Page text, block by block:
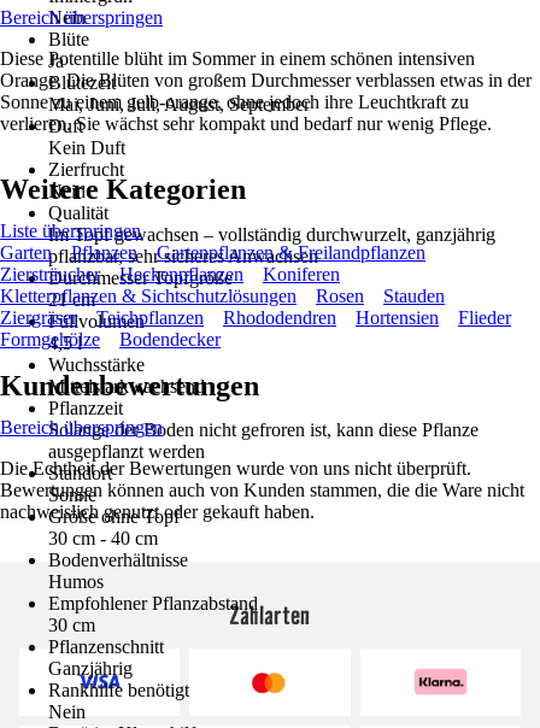
Nein
Blüte
Ja
Blütezeit
Mai, Juni, Juli, August, September
Duft
Kein Duft
Zierfrucht
Nein
Qualität
Im Topf gewachsen – vollständig durchwurzelt, ganzjährig
pflanzbar, sehr sicheres Anwachsen
Durchmesser Topfgröße
21 cm
Füllvolumen
4,5 l
Wuchsstärke
Mittelstarkwachsend
Pflanzzeit
Solange der Boden nicht gefroren ist, kann diese Pflanze
ausgepflanzt werden
Standort
Sonne
Größe ohne Topf
30 cm - 40 cm
Bodenverhältnisse
Humos
Empfohlener Pflanzabstand
30 cm
Pflanzenschnitt
Ganzjährig
Rankhilfe benötigt
Nein
Bereich überspringen
Diese Potentille blüht im Sommer in einem schönen intensiven
Orange. Die Blüten von großem Durchmesser verblassen etwas in der
Sonne zu einem gelb-orange, ohne jedoch ihre Leuchtkraft zu
verlieren. Sie wächst sehr kompakt und bedarf nur wenig Pflege.
Weitere Kategorien
Liste überspringen
Garten
Pflanzen
Gartenpflanzen & Freilandpflanzen
Ziersträucher
Heckenpflanzen
Koniferen
Kletterpflanzen & Sichtschutzlösungen
Rosen
Stauden
Ziergräser
Teichpflanzen Rhododendren Hortensien
Flieder
Formgehölze
Bodendecker
Kundenbewertungen
Bereich überspringen
Die Echtheit der Bewertungen wurde von uns nicht überprüft.
Bewertungen können auch von Kunden stammen, die die Ware nicht
nachweislich genutzt oder gekauft haben.
Zahlarten